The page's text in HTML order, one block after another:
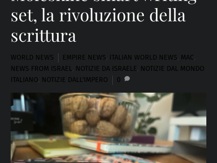
set, la rivoluzione della
scrittura
WORLD NEWS EMPIRE NEWS ITALIAN WORLD NEWS MAC
NEWS FROM ISRAEL NOTIZIE DA ISRAELE NOTIZIE DAL MONDO
ITALIANO NOTIZIE DALL'IMPERO 0